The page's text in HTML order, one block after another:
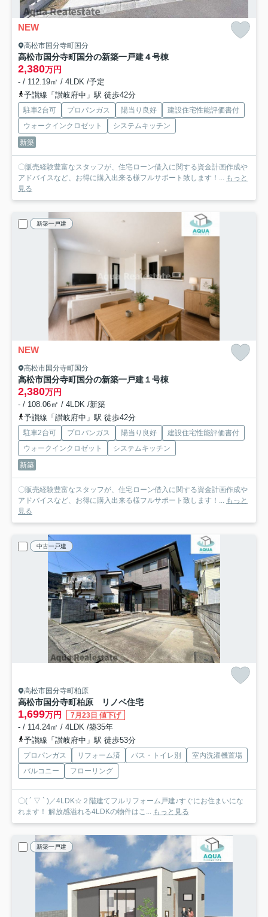
NEW
高松市国分寺町国分
高松市国分寺町国分の新築一戸建４号棟
2,380万円
- / 112.19㎡ / 4LDK /予定
予讃線「讃岐府中」駅 徒歩42分
駐車2台可 プロパンガス 陽当り良好
建設住宅性能評価書付
ウォークインクロゼット
システムキッチン
新築
〇販売経験豊富なスタッフが、住宅ローン借入に関する資金計画作成や
アドバイスなど、お得に購入出来る様フルサポート致します！... もっと
見る
新築一戸建
NEW
高松市国分寺町国分
高松市国分寺町国分の新築一戸建１号棟
2,380万円
- / 108.06㎡ / 4LDK /新築
予讃線「讃岐府中」駅 徒歩42分
駐車2台可 プロパンガス 陽当り良好
建設住宅性能評価書付
ウォークインクロゼット
システムキッチン
新築
〇販売経験豊富なスタッフが、住宅ローン借入に関する資金計画作成や
アドバイスなど、お得に購入出来る様フルサポート致します！... もっと
見る
中古一戸建
高松市国分寺町柏原
高松市国分寺町柏原 リノベ住宅
1,699万円 7月23日 値下げ
- / 114.24㎡ / 4LDK /築35年
予讃線「讃岐府中」駅 徒歩53分
プロパンガス リフォーム済 バス・トイレ別
室内洗濯機置場
バルコニー
フローリング
〇( ´ ▽ ` )／4LDK☆２階建てフルリフォーム戸建♪すぐにお住まいにな
れます！ 解放感溢れる4LDKの物件はこ... もっと見る
新築一戸建